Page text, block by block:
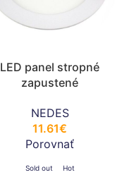
LED panel stropné
zapustené
K/WH – LPL123
NEDES
11.61€
Porovnať
Sold out Hot